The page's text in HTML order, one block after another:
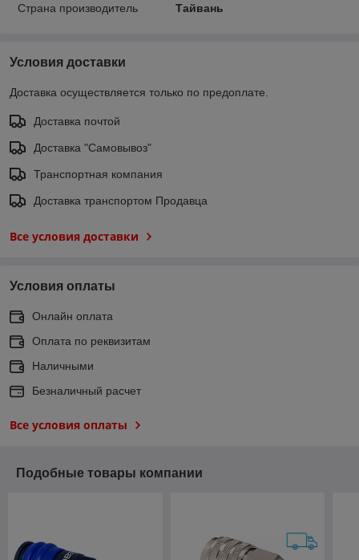
Страна производитель
Тайвань
Условия доставки
Доставка осуществляется только по предоплате.
Доставка почтой
Доставка "Самовывоз"
Транспортная компания
Доставка транспортом Продавца
Все условия доставки
Условия оплаты
Онлайн оплата
Оплата по реквизитам
Наличными
Безналичный расчет
Все условия оплаты
Подобные товары компании